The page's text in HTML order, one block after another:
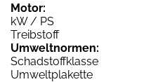
Motor:
kW / PS
Treibstoff
Umweltnormen:
Schadstoffklasse
Umweltplakette